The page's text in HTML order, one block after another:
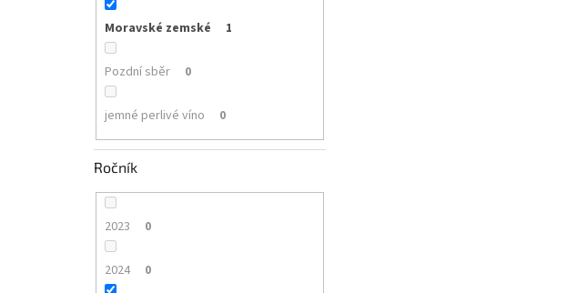
Moravské zemské 1
Pozdní sběr 0
jemné perlivé víno 0
Ročník
2023 0
2024 0